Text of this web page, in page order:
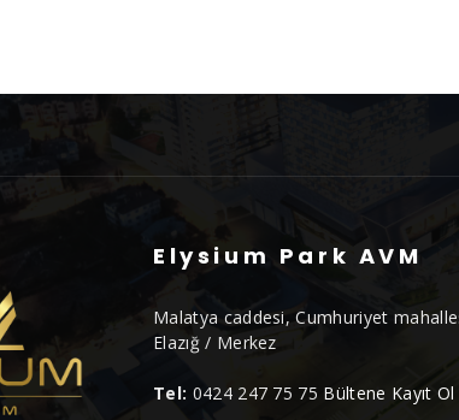
Elysium Park AVM
Malatya caddesi, Cumhuriyet
Elazığ / Merkez
Tel: 0424 247 75 75 Bültene Kayıt Ol